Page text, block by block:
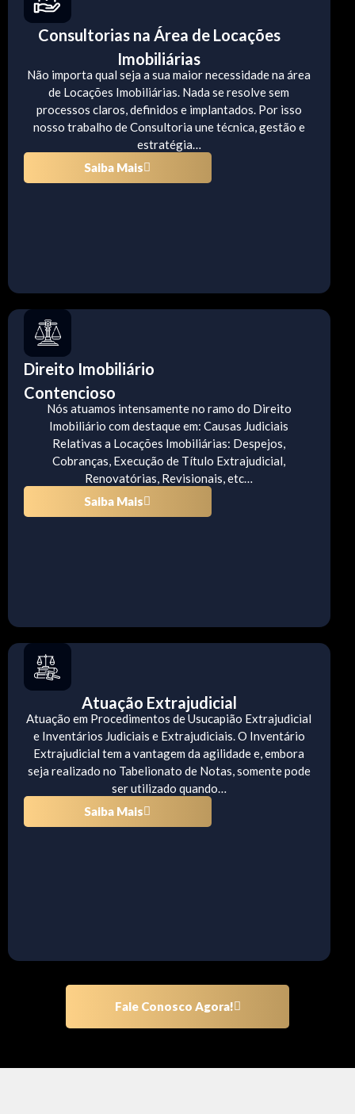
Consultorias na Área de Locações
Imobiliárias
Não importa qual seja a sua maior necessidade na área
de Locações Imobiliárias. Nada se resolve sem
processos claros, definidos e implantados. Por isso
nosso trabalho de Consultoria une técnica, gestão e
estratégia…
Saiba Mais
Direito Imobiliário
Contencioso
Nós atuamos intensamente no ramo do Direito
Imobiliário com destaque em: Causas Judiciais
Relativas a Locações Imobiliárias: Despejos,
Cobranças, Execução de Título Extrajudicial,
Renovatórias, Revisionais, etc…
Saiba Mais
Atuação Extrajudicial
Atuação em Procedimentos de Usucapião Extrajudicial
e Inventários Judiciais e Extrajudiciais. O Inventário
Extrajudicial tem a vantagem da agilidade e, embora
seja realizado no Tabelionato de Notas, somente pode
ser utilizado quando…
Saiba Mais
Fale Conosco Agora!